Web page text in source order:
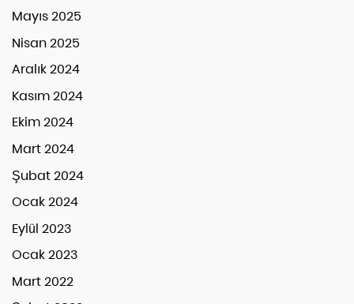
Mayıs 2025
Nisan 2025
Aralık 2024
Kasım 2024
Ekim 2024
Mart 2024
Şubat 2024
Ocak 2024
Eylül 2023
Ocak 2023
Mart 2022